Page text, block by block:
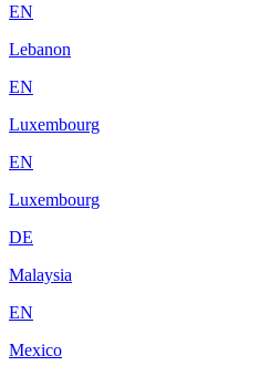
EN
Lebanon
EN
Luxembourg
EN
Luxembourg
DE
Malaysia
EN
Mexico